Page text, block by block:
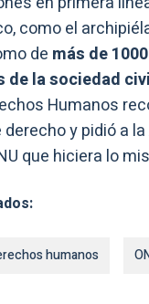
como el
de más de 1000
de la sociedad
Humanos
y pidió a
que hiciera lo
humanos